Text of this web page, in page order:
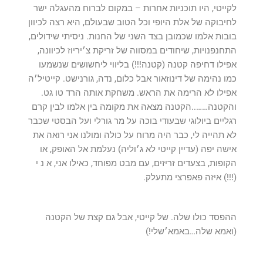
לקייטי, היו תוכניות אחרות – במקום לברוח מהעגלה ישר
לחיבוקה של אלת היופי וכל הטוב שבעולם, היא רצה לכיוון
בובות אלמו שכמובן בצד השני של החנות. ניסיתי שידולים,
התחנפנויות, שיחודים במסווה של זריקת צ׳יריוז לכיוונה,
אפילו דחיפה קטנה (קטנה!!!) בליווי ליחשושים שנשמעו
כמו נהימה של דינוזאור אבל כלום, נדה, גורנישט. קייטיל׳ה
אפילו לא הרימה את הראש. משחקת אותה הרד טו גט.
והקטנה……..הקטנה מצאה את מקומה בין אלמו לבין קרם
רגליים ביולוגי שבעודי בוכה על מר גורלי ועל הבסטי שכבר
לא תהייה לי, כבר היה מרוח על כולה ומולנו אני רואה את
אישה יפה (עדיין קייטי לא ג׳וליה) נעלמת אל האופק, או
הקופות, בצעדים זריזים, עם מבט מפוחד, כאילו אני, א נ י
(!!!) איזה פאפרצי מתעלק.
ההפסד כולו שלה. של קייטי, אבל גם קצת של הקטנה
(ואמא שלה…באמא׳שלי!)